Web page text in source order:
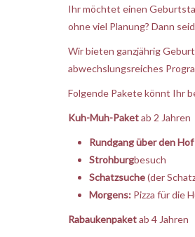
Ihr möchtet einen
ohne viel Planung? Dann
Wir bieten ganzjährig
abwechslungsreiches
Folgende Pakete könnt Ihr
Kuh-Muh-Paketab 2 Jahren
Rundgang über den Hof
Strohburgbesuch
Schatzsuche(der
Morgens: Pizza für die
Rabaukenpaketab 4 Jahren